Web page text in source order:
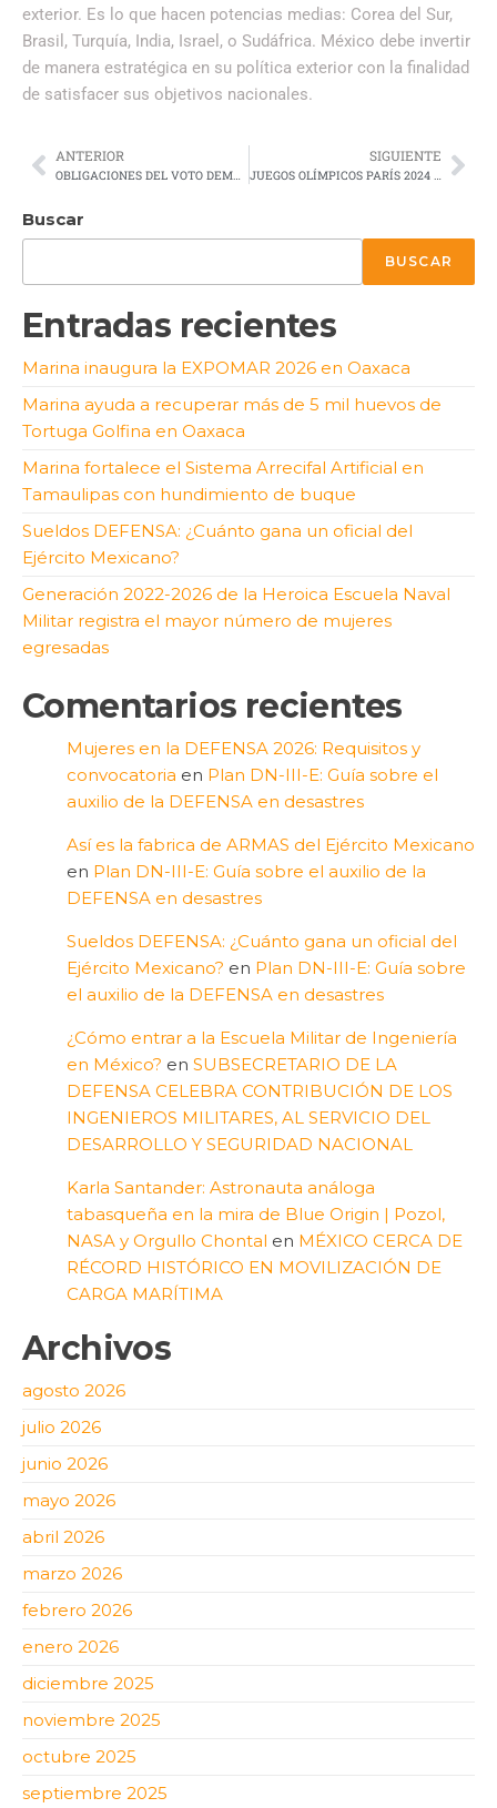
exterior. Es lo que hacen potencias medias: Corea del Sur,
Brasil, Turquía, India, Israel, o Sudáfrica. México debe invertir
de manera estratégica en su política exterior con la finalidad
de satisfacer sus objetivos nacionales.
ANTERIOR
OBLIGACIONES DEL VOTO DEMOCRÁTICO EN MÉXICO
SIGUIENTE
JUEGOS OLÍMPICOS PARÍS 2024 VITRINA DEPORTIVA GLOBAL
Buscar
BUSCAR
Entradas recientes
Marina inaugura la EXPOMAR 2026 en Oaxaca
Marina ayuda a recuperar más de 5 mil huevos de
Tortuga Golfina en Oaxaca
Marina fortalece el Sistema Arrecifal Artificial en
Tamaulipas con hundimiento de buque
Sueldos DEFENSA: ¿Cuánto gana un oficial del
Ejército Mexicano?
Generación 2022-2026 de la Heroica Escuela Naval
Militar registra el mayor número de mujeres
egresadas
Comentarios recientes
Mujeres en la DEFENSA 2026: Requisitos y
convocatoria en Plan DN-III-E: Guía sobre el
auxilio de la DEFENSA en desastres
Así es la fabrica de ARMAS del Ejército Mexicano
en Plan DN-III-E: Guía sobre el auxilio de la
DEFENSA en desastres
Sueldos DEFENSA: ¿Cuánto gana un oficial del
Ejército Mexicano? en Plan DN-III-E: Guía sobre
el auxilio de la DEFENSA en desastres
¿Cómo entrar a la Escuela Militar de Ingeniería
en México? en SUBSECRETARIO DE LA
DEFENSA CELEBRA CONTRIBUCIÓN DE LOS
INGENIEROS MILITARES, AL SERVICIO DEL
DESARROLLO Y SEGURIDAD NACIONAL
Karla Santander: Astronauta análoga
tabasqueña en la mira de Blue Origin | Pozol,
NASA y Orgullo Chontal en MÉXICO CERCA DE
RÉCORD HISTÓRICO EN MOVILIZACIÓN DE
CARGA MARÍTIMA
Archivos
agosto 2026
julio 2026
junio 2026
mayo 2026
abril 2026
marzo 2026
febrero 2026
enero 2026
diciembre 2025
noviembre 2025
octubre 2025
septiembre 2025